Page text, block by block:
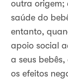
outra origem;
saúde do
entanto,
apoio social
a seus
os efeitos